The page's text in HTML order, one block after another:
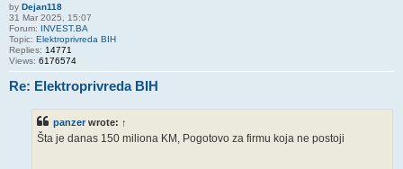
by Dejan118
31 Mar 2025, 15:07
Forum: INVEST.BA
Topic: Elektroprivreda BIH
Replies: 14771
Views: 6176574
Re: Elektroprivreda BIH
panzer wrote: ↑
Šta je danas 150 miliona KM, Pogotovo za firmu koja ne postoji